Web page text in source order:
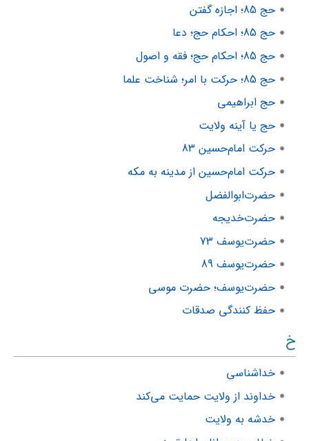
حج 85؛ اجازه گفتن
حج 85؛ احکام حج؛ دعا
حج 85؛ احکام حج؛ فقه و اصول
حج 85؛ حرکت با امر؛ شناخت علما
حج ابراهیمی
حج یا آینه ولایت
حرکت امام‌حسین 83
حرکت امام‌حسین از مدینه به مکه
حضرت‌ابوالفضل
حضرت‌خدیجه
حضرت‌یوسف 73
حضرت‌یوسف 89
حضرت‌یوسف؛ حضرت موسی
حفظ کنندگی صدقات
خ
خداشناسی
خداوند از ولایت حمایت می‌کند
خدشه به ولایت